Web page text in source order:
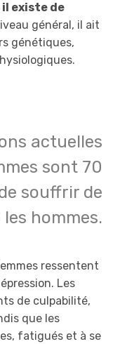
il existe de
général, il ait
génétiques,
actuelles
sont 70
souffrir de
les hommes.
ressentent
Les
de culpabilité,
que les
fatigués et à se